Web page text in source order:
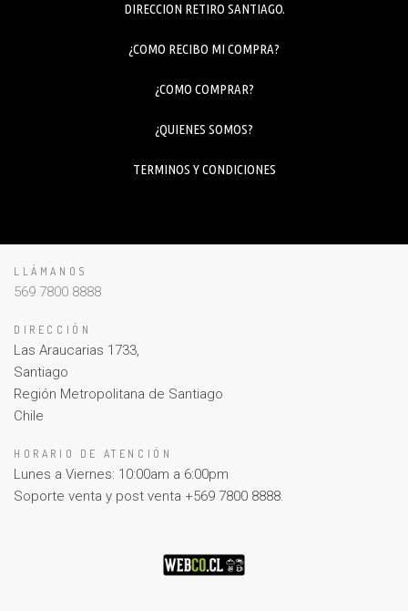
DIRECCION RETIRO SANTIAGO.
¿COMO RECIBO MI COMPRA?
¿COMO COMPRAR?
¿QUIENES SOMOS?
TERMINOS Y CONDICIONES
LLÁMANOS
569 7800 8888
DIRECCIÓN
Las Araucarias 1733,
Santiago
Región Metropolitana de Santiago
Chile
HORARIO DE ATENCIÓN
Lunes a Viernes: 10:00am a 6:00pm
Soporte venta y post venta +569 7800 8888.